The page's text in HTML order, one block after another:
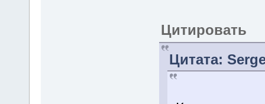
Цитировать
Цитата: